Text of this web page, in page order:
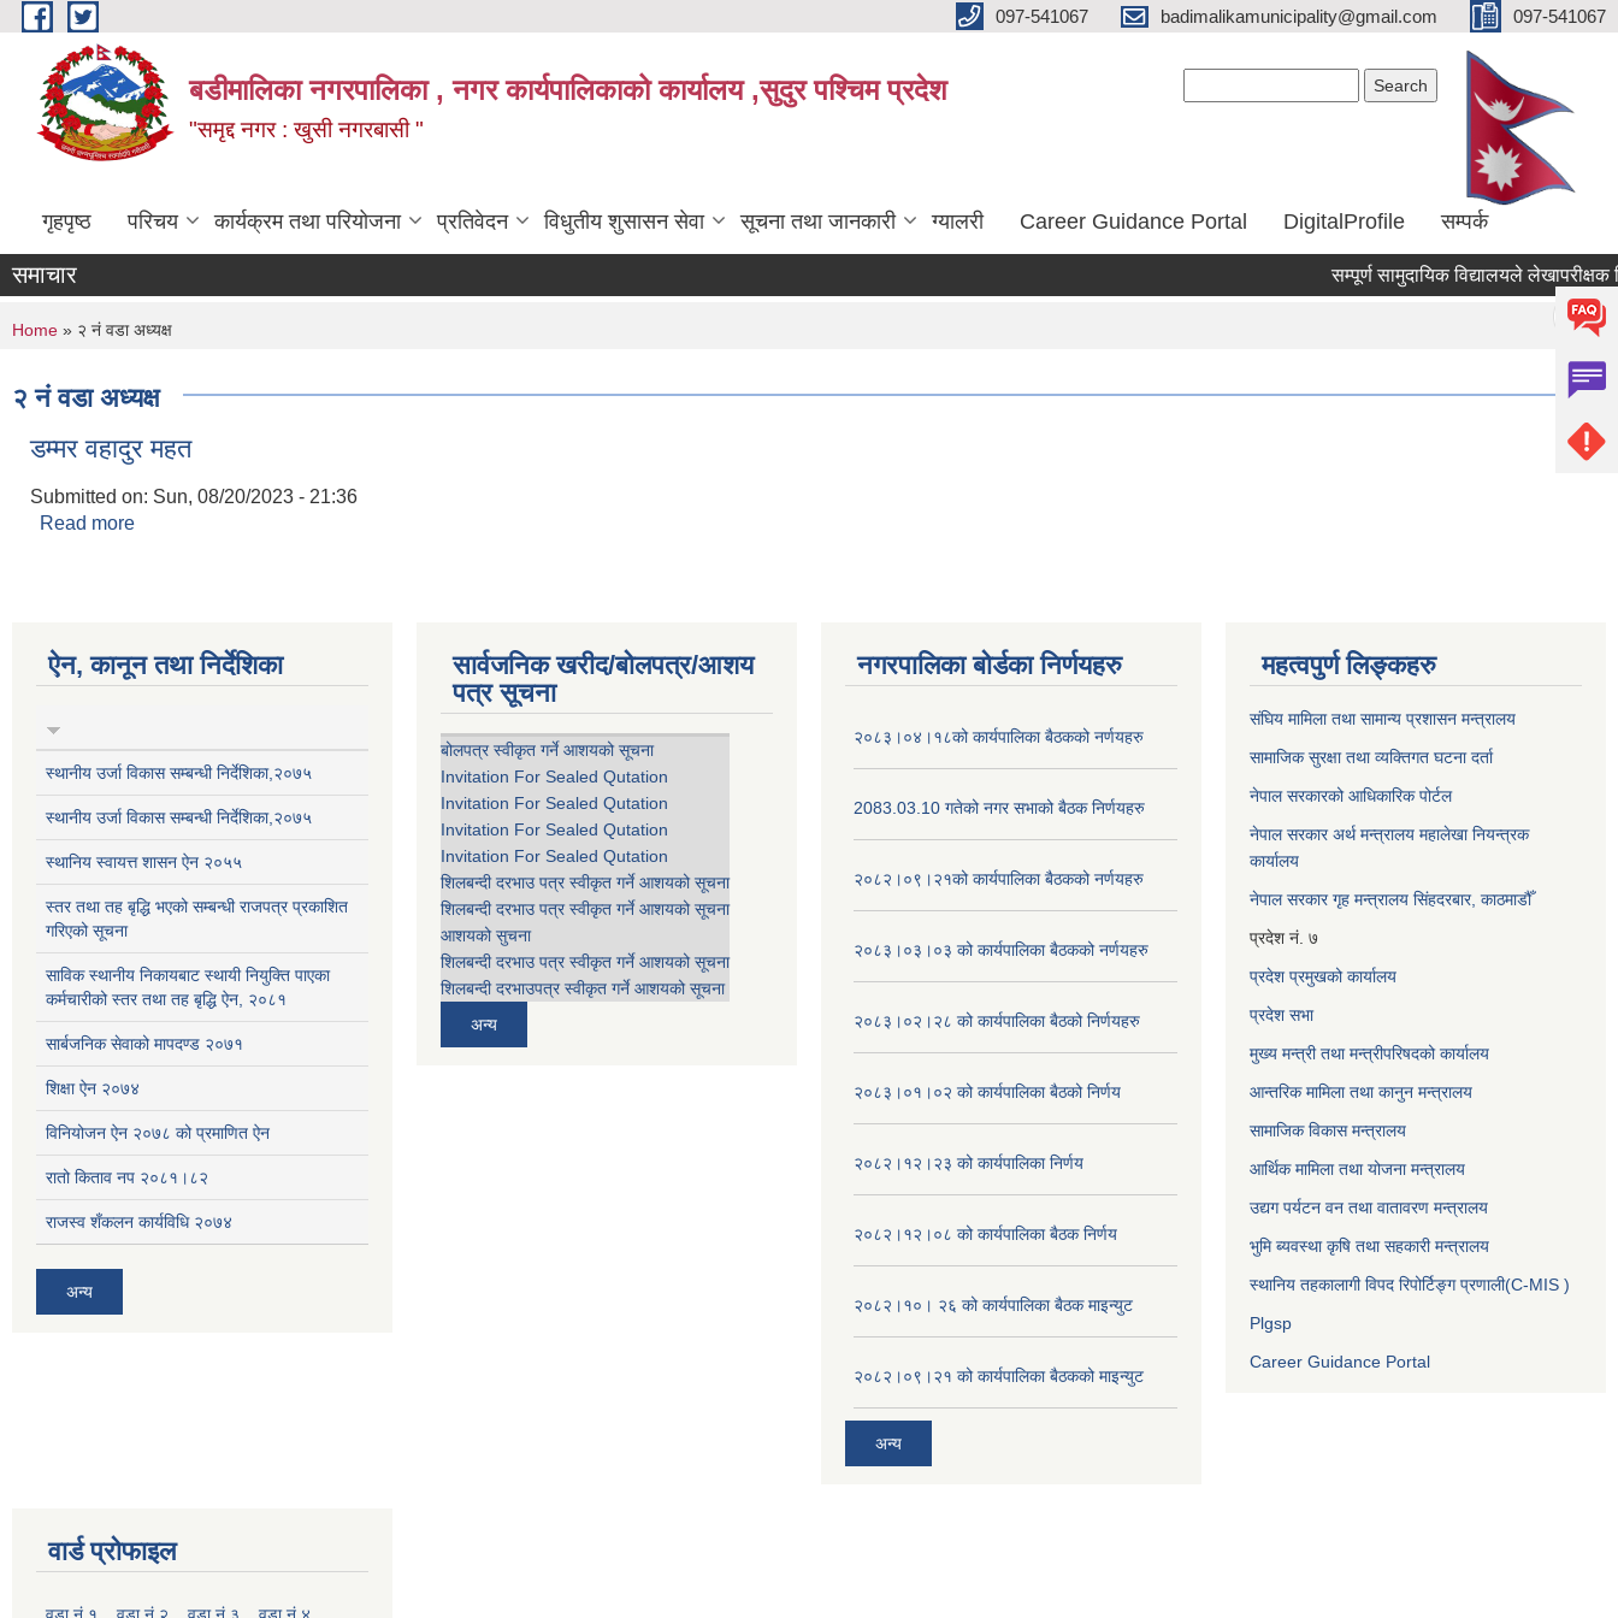
Skip to main content 097-541067 badimalikamunicipality@gmail.com 097-541067
बडीमालिका नगरपालिका , नगर कार्यपालिकाको कार्यालय ,सुदुर पश्चिम प्रदेश
"समृद्द नगर : खुसी नगरबासी "
गृहपृष्ठ परिचय कार्यक्रम तथा परियोजना प्रतिवेदन विधुतीय शुसासन सेवा सूचना तथा जानकारी ग्यालरी Career Guidance Portal DigitalProfile सम्पर्क
समाचार सम्पूर्ण सामुदायिक विद्यालयले लेखापरीक्षक
« first
You are here
Home » २ नं वडा अध्यक्ष
२ नं वडा अध्यक्ष
डम्मर वहादुर महत
Submitted on: Sun, 08/20/2023 - 21:36
Read more
ऐन, कानून तथा निर्देशिका
स्थानीय उर्जा विकास सम्बन्धी निर्देशिका,२०७५
स्थानीय उर्जा विकास सम्बन्धी निर्देशिका,२०७५
स्थानिय स्वायत्त शासन ऐन २०५५
स्तर तथा तह बृद्धि भएको सम्बन्धी राजपत्र प्रकाशित
गरिएको सूचना
साविक स्थानीय निकायबाट स्थायी नियुक्ति पाएका
कर्मचारीको स्तर तथा तह बृद्धि ऐन, २०८१
सार्बजनिक सेवाको मापदण्ड २०७१
शिक्षा ऐन २०७४
विनियोजन ऐन २०७८ को प्रमाणित ऐन
रातो किताव नप २०८१।८२
राजस्व शँकलन कार्यविधि २०७४
अन्य
सार्वजनिक खरीद/बोलपत्र/आशय
पत्र सूचना
बोलपत्र स्वीकृत गर्ने आशयको सूचना
Invitation For Sealed Qutation
Invitation For Sealed Qutation
Invitation For Sealed Qutation
Invitation For Sealed Qutation
शिलबन्दी दरभाउ पत्र स्वीकृत गर्ने आशयको सूचना
शिलबन्दी दरभाउ पत्र स्वीकृत गर्ने आशयको सूचना
आशयको सुचना
शिलबन्दी दरभाउ पत्र स्वीकृत गर्ने आशयको सूचना
शिलबन्दी दरभाउपत्र स्वीकृत गर्ने आशयको सूचना
अन्य
नगरपालिका बोर्डका निर्णयहरु
२०८३।०४।१८को कार्यपालिका बैठकको नर्णयहरु
2083.03.10 गतेको नगर सभाको बैठक निर्णयहरु
२०८२।०९।२१को कार्यपालिका बैठकको नर्णयहरु
२०८३।०३।०३ को कार्यपालिका बैठकको नर्णयहरु
२०८३।०२।२८ को कार्यपालिका बैठको निर्णयहरु
२०८३।०१।०२ को कार्यपालिका बैठको निर्णय
२०८२।१२।२३ को कार्यपालिका निर्णय
२०८२।१२।०८ को कार्यपालिका बैठक निर्णय
२०८२।१०। २६ को कार्यपालिका बैठक माइन्युट
२०८२।०९।२१ को कार्यपालिका बैठकको माइन्युट
अन्य
महत्वपुर्ण लिङ्कहरु
संघिय मामिला तथा सामान्य प्रशासन मन्त्रालय
सामाजिक सुरक्षा तथा व्यक्तिगत घटना दर्ता
नेपाल सरकारको आधिकारिक पोर्टल
नेपाल सरकार अर्थ मन्त्रालय महालेखा नियन्त्रक
कार्यालय
नेपाल सरकार गृह मन्त्रालय सिंहदरबार, काठमाडौँ
प्रदेश नं. ७
प्रदेश प्रमुखको कार्यालय
प्रदेश सभा
मुख्य मन्त्री तथा मन्त्रीपरिषदको कार्यालय
आन्तरिक मामिला तथा कानुन मन्त्रालय
सामाजिक विकास मन्त्रालय
आर्थिक मामिला तथा योजना मन्त्रालय
उद्यग पर्यटन वन तथा वातावरण मन्त्रालय
भुमि ब्यवस्था कृषि तथा सहकारी मन्त्रालय
स्थानिय तहकालागी विपद रिपोर्टिङ्ग प्रणाली(C-MIS )
Plgsp
Career Guidance Portal
वार्ड प्रोफाइल